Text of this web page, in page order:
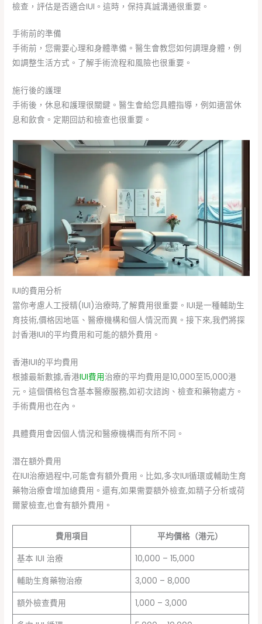
檢查，評估是否適合IUI。這時，保持真誠溝通很重要。
手術前的準備
手術前，您需要心理和身體準備。醫生會教您如何調理身體，例
如調整生活方式。了解手術流程和風險也很重要。
施行後的護理
手術後，休息和護理很關鍵。醫生會給您具體指導，例如適當休
息和飲食。定期回訪和檢查也很重要。
IUI的費用分析
當你考慮人工授精(IUI)治療時,了解費用很重要。IUI是一種輔助生
育技術,價格因地區、醫療機構和個人情況而異。接下來,我們將探
討香港IUI的平均費用和可能的額外費用。
香港IUI的平均費用
根據最新數據,香港IUI費用治療的平均費用是10,000至15,000港
元。這個價格包含基本醫療服務,如初次諮詢、檢查和藥物處方。
手術費用也在內。
具體費用會因個人情況和醫療機構而有所不同。
潛在額外費用
在IUI治療過程中,可能會有額外費用。比如,多次IUI循環或輔助生育
藥物治療會增加總費用。還有,如果需要額外檢查,如精子分析或荷
爾蒙檢查,也會有額外費用。
費用項目
平均價格（港元）
基本 IUI 治療
10,000 – 15,000
輔助生育藥物治療
3,000 – 8,000
額外檢查費用
1,000 – 3,000